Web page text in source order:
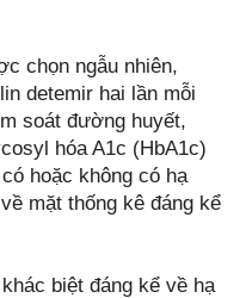
chọn ngẫu nhiên,
detemir hai lần mỗi
soát đường huyết,
hóa A1c (HbA1c)
hoặc không có hạ
mặt thống kê đáng kể
biệt đáng kể về hạ